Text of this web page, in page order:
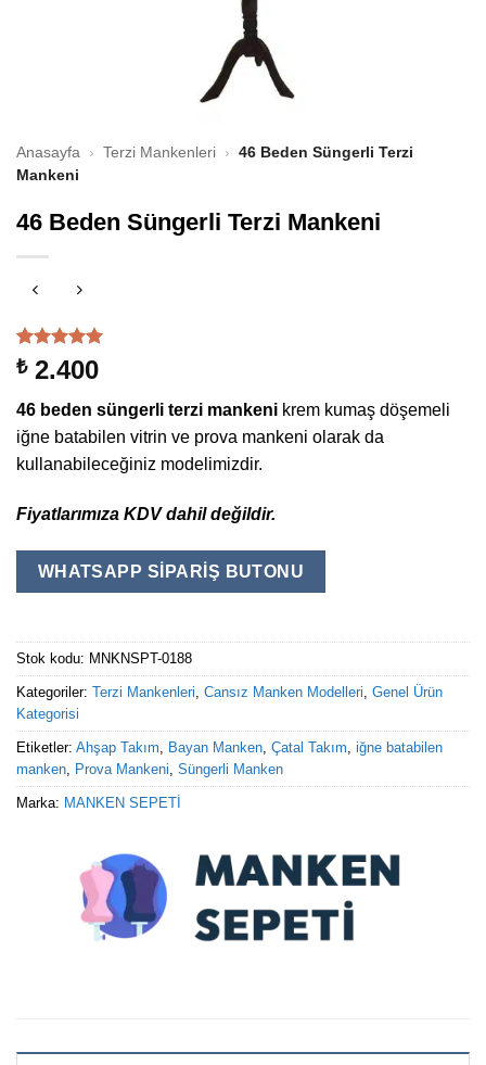
Anasayfa › Terzi Mankenleri ›
46 Beden Süngerli Terzi
Mankeni
46 Beden Süngerli Terzi Mankeni
1
müşteri
puanına
5 üzerinden
5puan aldı
₺2.400
46 beden süngerli terzi mankeni krem kumaş döşemeli
iğne batabilen vitrin ve prova mankeni olarak da
kullanabileceğiniz modelimizdir.
Fiyatlarımıza KDV dahil değildir.
WHATSAPP SIPARIŞ BUTONU
Stok kodu: MNKNSPT-0188
Kategoriler: Terzi Mankenleri, Cansız Manken Modelleri, Genel Ürün
Kategorisi
Etiketler: Ahşap Takım, Bayan Manken, Çatal Takım, iğne batabilen
manken, Prova Mankeni, Süngerli Manken
Marka: MANKEN SEPETİ